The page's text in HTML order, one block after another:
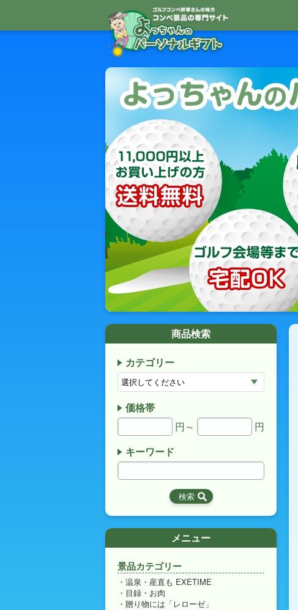
商品検索
カテゴリー
価格帯
円～
円
キーワード
メニュー
景品カテゴリー
温泉・産直も EXETIME
目録・お肉
贈り物には「レローゼ」